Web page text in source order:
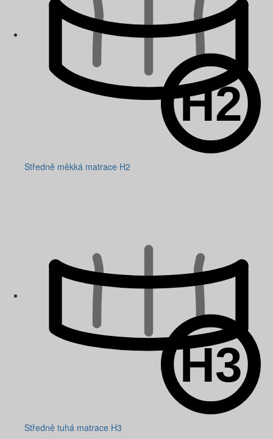
Středně měkká matrace H2
Středně tuhá matrace H3